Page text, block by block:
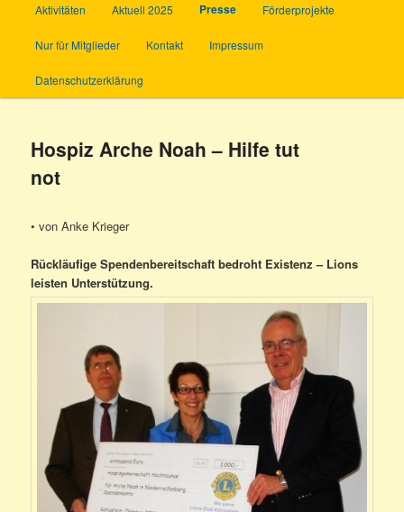
Aktivitäten Aktuell 2025 Presse Förderprojekte
Nur für Mitglieder Kontakt Impressum
Datenschutzerklärung
Hospiz Arche Noah – Hilfe tut
not
• von Anke Krieger
Rückläufige Spendenbereitschaft bedroht Existenz – Lions
leisten Unterstützung.